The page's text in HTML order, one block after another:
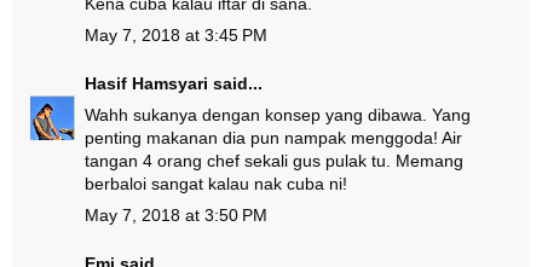
May 7, 2018 at 3:45 PM
Hasif Hamsyari said...
Wahh sukanya dengan konsep yang dibawa. Yang
penting makanan dia pun nampak menggoda! Air
tangan 4 orang chef sekali gus pulak tu. Memang
berbaloi sangat kalau nak cuba ni!
May 7, 2018 at 3:50 PM